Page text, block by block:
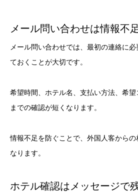
メール問い合わせは情報不
メール問い合わせでは、最初の連絡に
ておくことが大切です。
希望時間、ホテル名、支払い方法、希
までの確認が短くなります。
情報不足を防ぐことで、外国人客からの
なります。
ホテル確認はメッセージで